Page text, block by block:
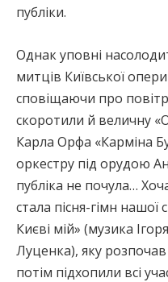
публіки.
Однак уповні
митців Київської
сповіщаючи про
скоротили й величну
Карла Орфа «Карміна
оркестру під орудою
публіка не почула…
стала пісня-гімн
Києві мій» (музика
Луценка), яку
потім підхопили всі